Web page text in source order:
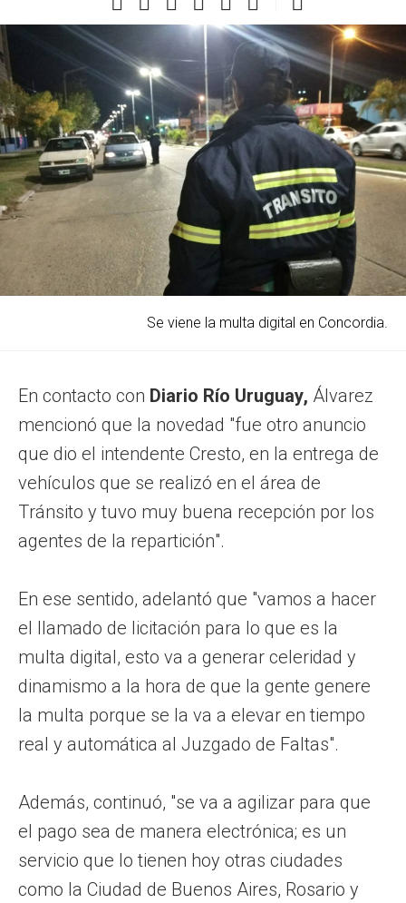
Se viene la multa digital en Concordia.
En contacto con Diario Río Uruguay, Álvarez
mencionó que la novedad "fue otro anuncio
que dio el intendente Cresto, en la entrega de
vehículos que se realizó en el área de
Tránsito y tuvo muy buena recepción por los
agentes de la repartición".
En ese sentido, adelantó que "vamos a hacer
el llamado de licitación para lo que es la
multa digital, esto va a generar celeridad y
dinamismo a la hora de que la gente genere
la multa porque se la va a elevar en tiempo
real y automática al Juzgado de Faltas".
Además, continuó, "se va a agilizar para que
el pago sea de manera electrónica; es un
servicio que lo tienen hoy otras ciudades
como la Ciudad de Buenos Aires, Rosario y